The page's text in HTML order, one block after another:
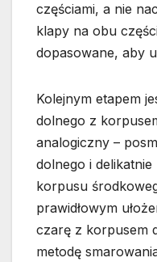
częściami, a nie
klapy na obu
dopasowane, aby
Kolejnym etapem
dolnego z
analogiczny –
dolnego i
korpusu
prawidłowym
czarę z korpusem
metodę